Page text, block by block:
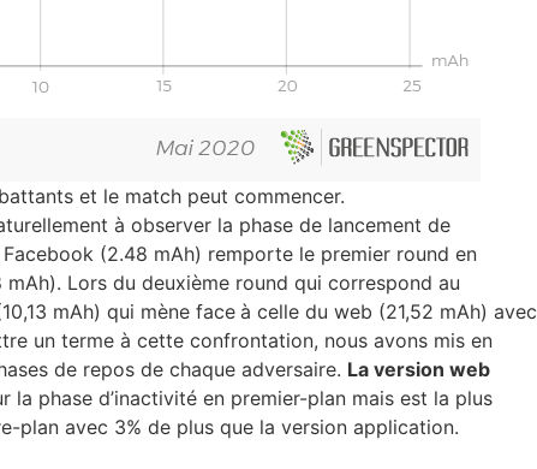
et le match peut commencer.
à observer la phase de lancement de
(2.48 mAh) remporte le premier round en
mAh). Lors du deuxième round qui correspond au
mAh) qui mène face à celle du web (21,52 mAh) avec
un terme à cette confrontation, nous avons mis en
de repos de chaque adversaire. La version web
phase d’inactivité en premier-plan mais est la plus
plan avec 3% de plus que la version application.